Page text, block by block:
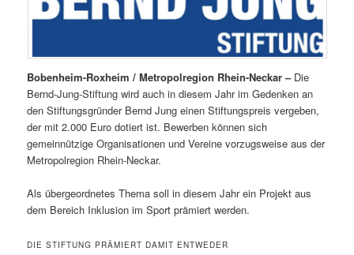
Bobenheim-Roxheim / Metropolregion Rhein-Neckar –Die
Bernd-Jung-Stiftung wird auch in diesem Jahr im Gedenken an
den Stiftungsgründer Bernd Jung einen Stiftungspreis vergeben,
der mit 2.000 Euro dotiert ist. Bewerben können sich
gemeinnützige Organisationen und Vereine vorzugsweise aus der
Metropolregion Rhein-Neckar.
Als übergeordnetes Thema soll in diesem Jahr ein Projekt aus
dem Bereich Inklusion im Sport prämiert werden.
DIE STIFTUNG PRÄMIERT DAMIT ENTWEDER